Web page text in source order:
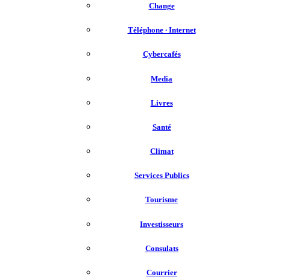
Change
Téléphone ∙ Internet
Cybercafés
Media
Livres
Santé
Climat
Services Publics
Tourisme
Investisseurs
Consulats
Courrier